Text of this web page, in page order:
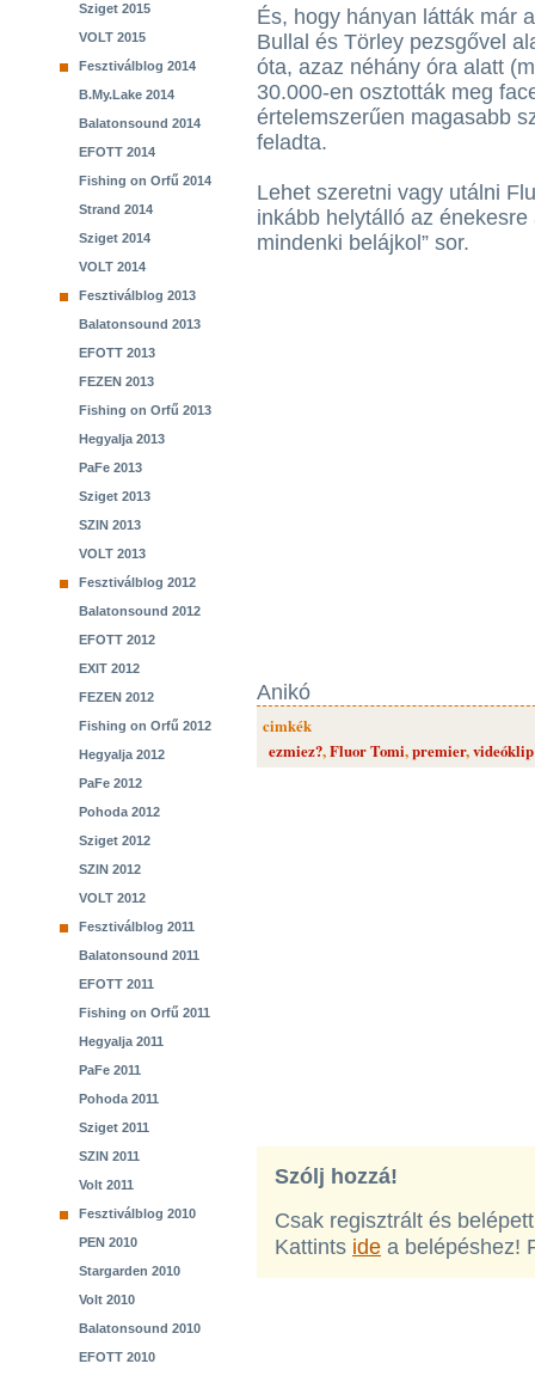
Sziget 2015
VOLT 2015
Fesztiválblog 2014
B.My.Lake 2014
Balatonsound 2014
EFOTT 2014
Fishing on Orfű 2014
Strand 2014
Sziget 2014
VOLT 2014
Fesztiválblog 2013
Balatonsound 2013
EFOTT 2013
FEZEN 2013
Fishing on Orfű 2013
Hegyalja 2013
PaFe 2013
Sziget 2013
SZIN 2013
VOLT 2013
Fesztiválblog 2012
Balatonsound 2012
EFOTT 2012
EXIT 2012
FEZEN 2012
Fishing on Orfű 2012
Hegyalja 2012
PaFe 2012
Pohoda 2012
Sziget 2012
SZIN 2012
VOLT 2012
Fesztiválblog 2011
Balatonsound 2011
EFOTT 2011
Fishing on Orfű 2011
Hegyalja 2011
PaFe 2011
Pohoda 2011
Sziget 2011
SZIN 2011
Volt 2011
Fesztiválblog 2010
PEN 2010
Stargarden 2010
Volt 2010
Balatonsound 2010
EFOTT 2010
És, hogy hányan látták már
Bullal és Törley pezsgővel
óta, azaz néhány óra alatt
30.000-en osztották meg
értelemszerűen magasabb
feladta.
Lehet szeretni vagy utálni
inkább helytálló az
mindenki belájkol” sor.
Anikó
cimkék
ezmiez?,Fluor Tomi,premier,videóklip
Szólj hozzá!
Csak regisztrált és
Kattints ide a belépéshez!